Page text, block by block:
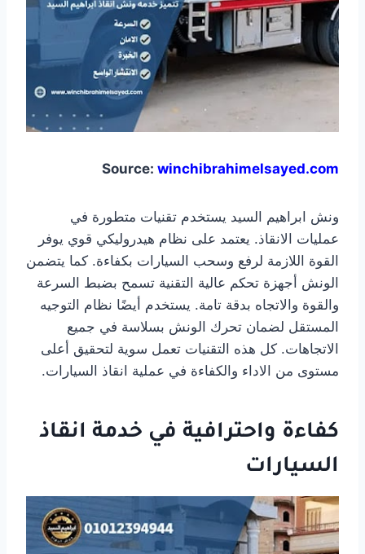
Source: winchibrahimelsayed.com
ونش ابراهيم السيد يستخدم تقنيات متطورة في
عمليات الانقاذ. يعتمد على نظام هيدروليكي قوي يوفر
القوة اللازمة لرفع وسحب السيارات بكفاءة. كما يتضمن
الونش أجهزة تحكم عالية التقنية تسمح بضبط السرعة
والقوة والاتجاه بدقة تامة. يستخدم أيضًا نظام التوجيه
المستقل لضمان تحرك الونش بسلاسة في جميع
الاتجاهات. كل هذه التقنيات تعمل سوية لتحقيق أعلى
مستوى من الاداء والكفاءة في عملية انقاذ السيارات.
كفاءة واحترافية في خدمة انقاذ
السيارات